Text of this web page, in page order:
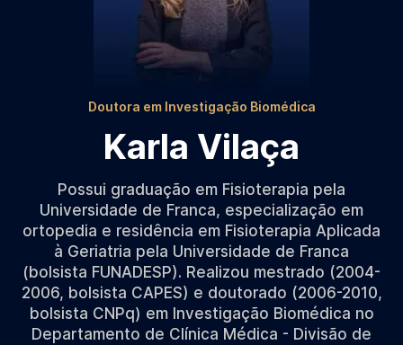
Doutora em Investigação Biomédica
Karla Vilaça
Possui graduação em Fisioterapia pela
Universidade de Franca, especialização em
ortopedia e residência em Fisioterapia Aplicada
à Geriatria pela Universidade de Franca
(bolsista FUNADESP). Realizou mestrado (2004-
2006, bolsista CAPES) e doutorado (2006-2010,
bolsista CNPq) em Investigação Biomédica no
Departamento de Clínica Médica - Divisão de